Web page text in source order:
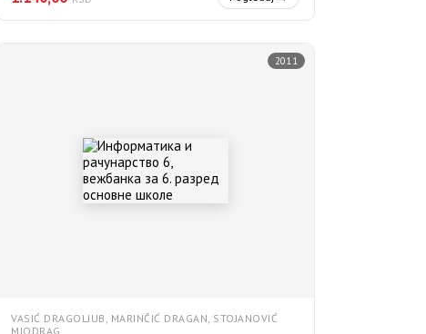
2011
VASIĆ DRAGOLJUB, MARINČIĆ DRAGAN, STOJANOVIĆ
MIODRAG